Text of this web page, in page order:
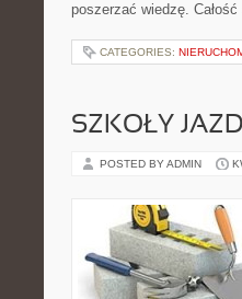
poszerzać wiedzę.
CATEGORIES:
SZKOŁY
POSTED BY ADMIN